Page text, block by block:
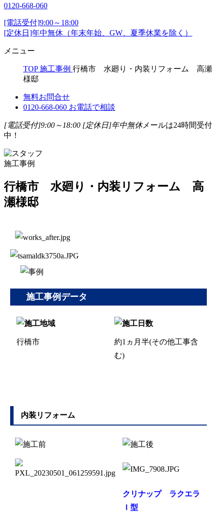
0120-668-060
[電話受付]9:00～18:00
[定休日]年中無休（年末年始、GW、夏季休業を除く）
メニュー
TOP 施工事例 行橋市 水廻り・内装リフォーム 高瀬
様邸
無料お問合せ
0120-668-060 お電話で相談
[電話受付]9:00～18:00 [定休日]年中無休メールは24時間受付
中！
施工事例
行橋市 水廻り・内装リフォーム 高
瀬様邸
施工事例データ
行橋市
約1ヵ月半(その他工事含
む)
内装リフォーム
クリナップ ラクエラ
Ｉ型